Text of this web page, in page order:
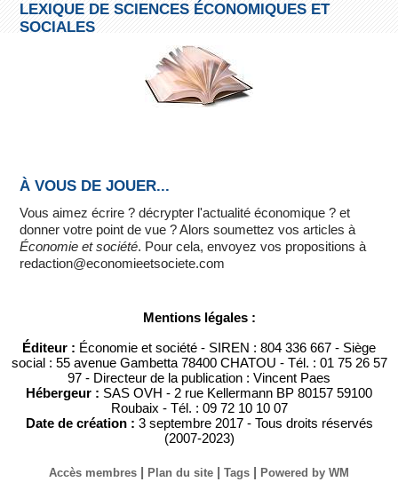
LEXIQUE DE SCIENCES ÉCONOMIQUES ET
SOCIALES
À VOUS DE JOUER...
Vous aimez écrire ? décrypter l'actualité économique ? et
donner votre point de vue ? Alors soumettez vos articles à
Économie et société. Pour cela, envoyez vos propositions à
redaction@economieetsociete.com
Mentions légales :
Éditeur : Économie et société - SIREN : 804 336 667 - Siège
social : 55 avenue Gambetta 78400 CHATOU - Tél. : 01 75 26 57
97 - Directeur de la publication : Vincent Paes
Hébergeur : SAS OVH - 2 rue Kellermann BP 80157 59100
Roubaix - Tél. : 09 72 10 10 07
Date de création : 3 septembre 2017 - Tous droits réservés
(2007-2023)
Accès membres | Plan du site | Tags | Powered by WM